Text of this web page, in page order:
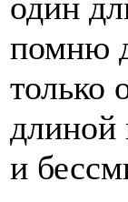
один
помню
только
длиной
и